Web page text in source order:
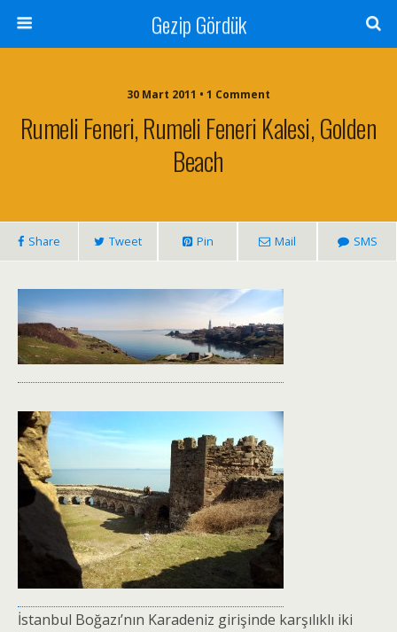
Gezip Gördük
30 Mart 2011 • 1 Comment
Rumeli Feneri, Rumeli Feneri Kalesi, Golden
Beach
Share Tweet Pin Mail SMS
İstanbul Boğazı’nın Karadeniz girişinde karşılıklı iki